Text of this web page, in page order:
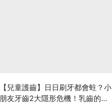
【兒童護齒】日日刷牙都會蛀？小
朋友牙齒2大隱形危機！乳齒的琺